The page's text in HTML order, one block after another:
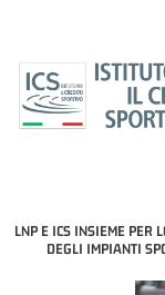
LNP E ICS INSIEME PER
DEGLI IMPIANTI